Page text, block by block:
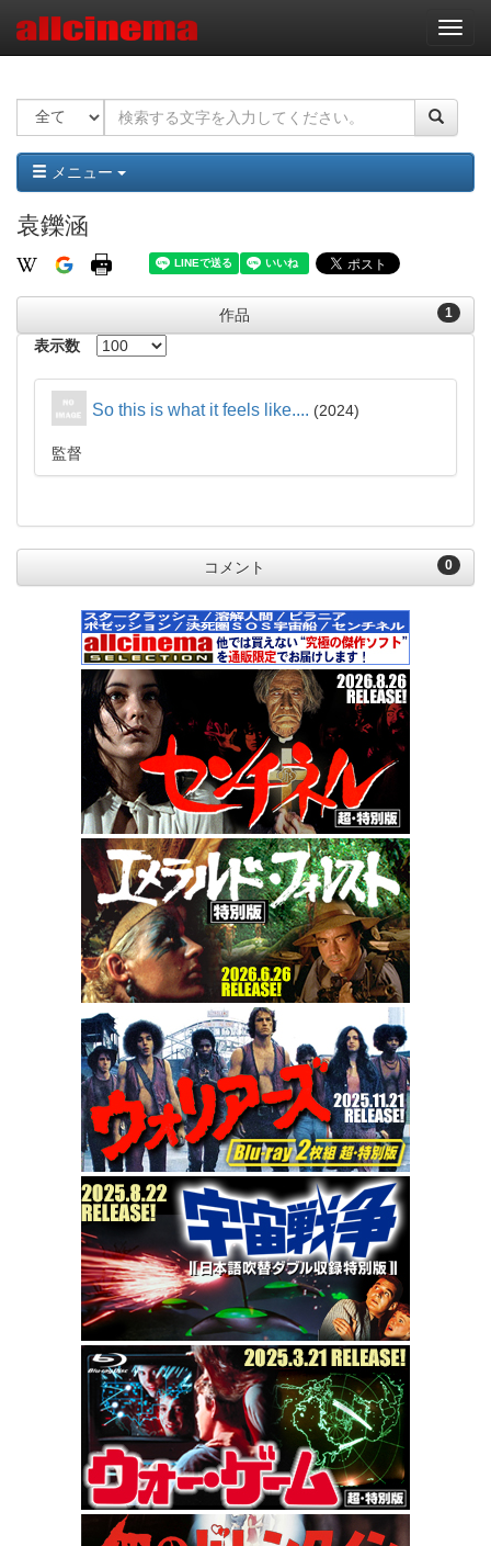
ナ
ビ
ー
ョ
ン
メニュー
袁鑠涵
1
作品
表示数
So this is what it feels like.... 2024
監督
0
コメント